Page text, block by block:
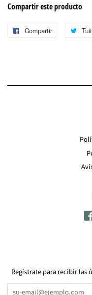
Compartir este producto
Compartir
Compartir
Regístrate para recibir